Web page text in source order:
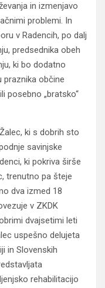
in izmenjavo
problemi. In
v Radencih, po dalj
predsednika obeh
ki bo dodatno
praznika občine
posebno „bratsko“
ki s dobrih sto
savinjske
ki pokriva širše
trenutno pa šteje
dva izmed 18
v ZKDK
dvajsetimi leti
uspešno delujeta
in Slovenskih
rehabilitacijo